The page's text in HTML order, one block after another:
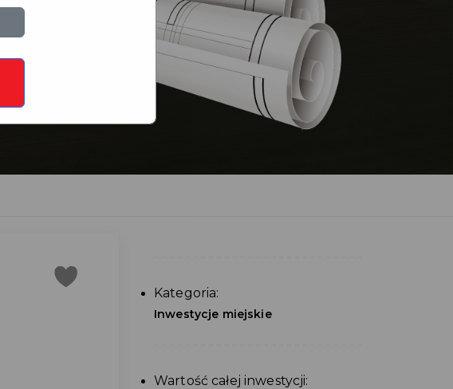
Kategoria:
Inwestycje miejskie
Wartość całej inwestycji: